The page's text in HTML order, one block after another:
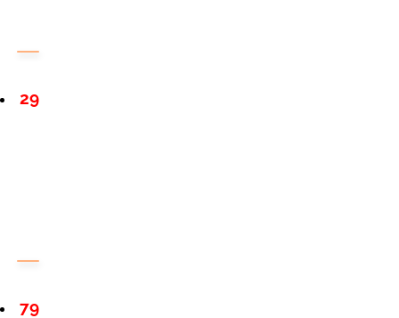
29
79